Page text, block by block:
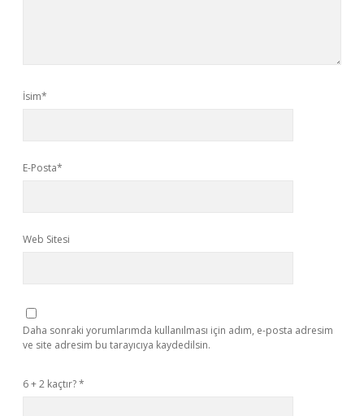
İsim*
E-Posta*
Web Sitesi
Daha sonraki yorumlarımda kullanılması için adım, e-posta adresim
ve site adresim bu tarayıcıya kaydedilsin.
6 + 2 kaçtır?*